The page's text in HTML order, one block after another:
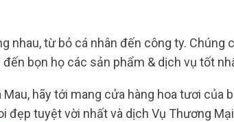
nhau, từ bỏ cá nhân đến công ty. Chúng
bọn họ các sản phẩm & dịch vụ tốt
hãy tới mang cửa hàng hoa tươi của
tuyệt vời nhất và dịch Vụ Thương